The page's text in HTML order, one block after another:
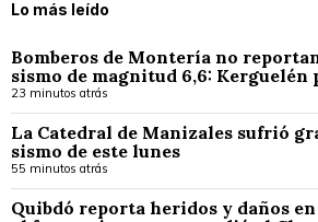
Lo más leído
Bomberos de Montería no
sismo de magnitud 6,6: Kerguelén
23 minutos atrás
La Catedral de Manizales sufrió
sismo de este lunes
55 minutos atrás
Quibdó reporta heridos y daños